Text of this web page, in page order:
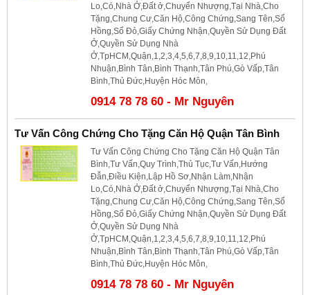
Lo,Có,Nhà Ở,Đất ở,Chuyển Nhượng,Tại Nhà,Cho
Tặng,Chung Cư,Căn Hộ,Công Chứng,Sang Tên,Sổ
Hồng,Sổ Đỏ,Giấy Chứng Nhận,Quyền Sử Dụng Đất
Ở,Quyền Sử Dụng Nhà
Ở,TpHCM,Quận,1,2,3,4,5,6,7,8,9,10,11,12,Phú
Nhuận,Bình Tân,Bình Thạnh,Tân Phú,Gò Vấp,Tân
Bình,Thủ Đức,Huyện Hóc Môn,
0914 78 78 60 - Mr Nguyên
Tư Vấn Công Chứng Cho Tặng Căn Hộ Quận Tân Bình
Tư Vấn Công Chứng Cho Tặng Căn Hộ Quận Tân
Bình,Tư Vấn,Quy Trình,Thủ Tục,Tư Vấn,Hướng
Đẫn,Điều Kiện,Lập Hồ Sơ,Nhận Làm,Nhận
Lo,Có,Nhà Ở,Đất ở,Chuyển Nhượng,Tại Nhà,Cho
Tặng,Chung Cư,Căn Hộ,Công Chứng,Sang Tên,Sổ
Hồng,Sổ Đỏ,Giấy Chứng Nhận,Quyền Sử Dụng Đất
Ở,Quyền Sử Dụng Nhà
Ở,TpHCM,Quận,1,2,3,4,5,6,7,8,9,10,11,12,Phú
Nhuận,Bình Tân,Bình Thạnh,Tân Phú,Gò Vấp,Tân
Bình,Thủ Đức,Huyện Hóc Môn,
0914 78 78 60 - Mr Nguyên